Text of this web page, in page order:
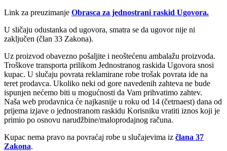
Link za preuzimanje Obrasca za jednostrani raskid Ugovora.
U sličaju odustanka od ugovora, smatra se da ugovor nije ni
zaključen (član 33 Zakona).
Uz proizvod obavezno pošaljite i neoštećenu ambalažu proizvoda.
Troškove transporta prilikom Jednostranog raskida Ugovora snosi
kupac. U slučaju povrata reklamirane robe trošak povrata ide na
teret prodavca. Ukoliko neki od gore navedenih zahteva ne bude
ispunjen nećemo biti u mogućnosti da Vam prihvatimo zahtev.
Naša web prodavnica će najkasnije u roku od 14 (četrnaest) dana od
prijema izjave o jednostranom raskidu Korisniku vratiti iznos koji je
primio po osnovu narudžbine/maloprodajnog računa.
Kupac nema pravo na povraćaj robe u slučajevima iz člana 37
Zakona.